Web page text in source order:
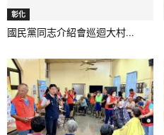
彰化
國民黨同志介紹會巡迴大村...